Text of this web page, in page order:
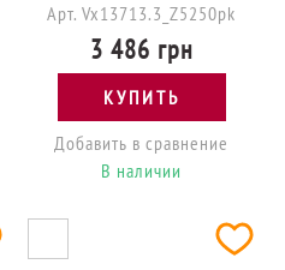
Арт. Vx13713.3_Z5250pk
3 486 грн
КУПИТЬ
Добавить в сравнение
В наличии